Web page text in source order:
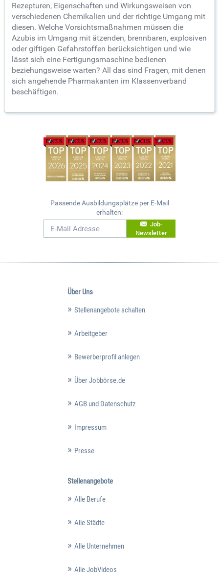
Rezepturen, Eigenschaften und Wirkungsweisen von
verschiedenen Chemikalien und der richtige Umgang mit
diesen. Welche Vorsichtsmaßnahmen müssen die
Azubis im Umgang mit ätzenden, brennbaren, explosiven
oder giftigen Gefahrstoffen berücksichtigen und wie
lässt sich eine Fertigungsmaschine bedienen
beziehungsweise warten? All das sind Fragen, mit denen
sich angehende Pharmakanten im Klassenverband
beschäftigen.
Passende Ausbildungsplätze per E-Mail
erhalten:
Job-
Newsletter
Über Uns
Stellenangebote schalten
Arbeitgeber
Bewerberprofil anlegen
Über Jobbörse.de
AGB und Datenschutz
Impressum
Presse
Stellenangebote
Alle Berufe
Alle Städte
Alle Unternehmen
Alle JobVideos